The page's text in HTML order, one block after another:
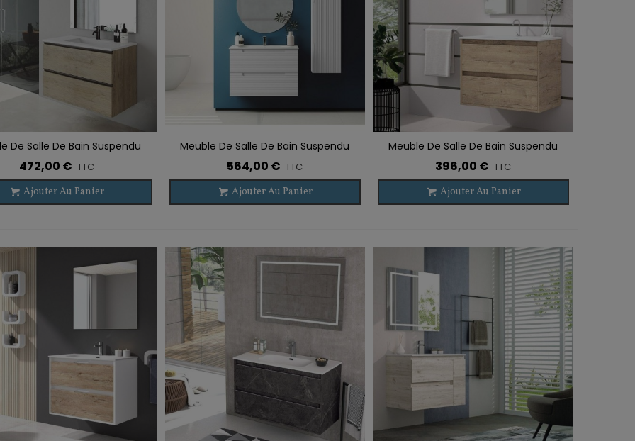
Paroi De Douche VF + PC
TWENTY OR BROSSÉ
€
NOIR
€ TTC484,18 €
À La Liste De Souhaits
De Salle De Bain Suspendu
GRANADA 2 Tiroirs
472,00 € TTC
Ajouter Au Panier
Ajouter À La Liste De Souhaits
Meuble De Salle De Bain Suspendu
KYOTO 2 Tiroirs
564,00 € TTC
Ajouter Au Panier
Ajouter À La Liste De Souhaits
Meuble De Salle De Bain Suspendu
ETNA 2 Tiroirs
396,00 € TTC
Ajouter Au Panier